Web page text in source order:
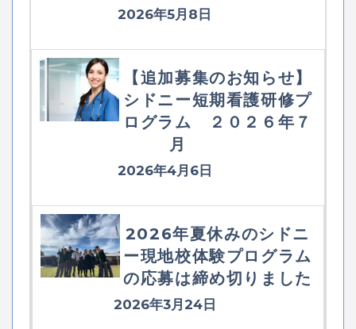
2026年5月8日
【追加募集のお知らせ】
シドニー短期看護研修プ
ログラム ２０２６年７
月
2026年4月6日
2026年夏休みのシドニ
ー現地校体験プログラム
の応募は締め切りました
2026年3月24日